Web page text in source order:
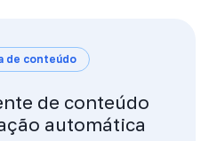
de conteúdo
de conteúdo
automática